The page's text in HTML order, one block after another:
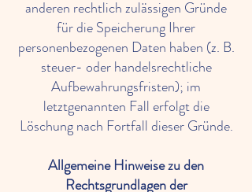
anderen rechtlich zulässigen Gründe
für die Speicherung Ihrer
personenbezogenen Daten haben (z. B.
steuer- oder handelsrechtliche
Aufbewahrungsfristen); im
letztgenannten Fall erfolgt die
Löschung nach Fortfall dieser Gründe.
Allgemeine Hinweise zu den
Rechtsgrundlagen der